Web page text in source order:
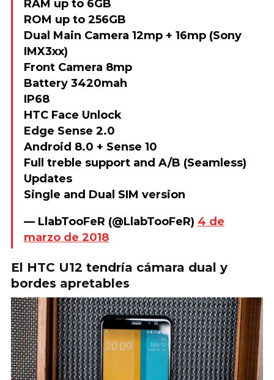
RAM up to 6GB
ROM up to 256GB
Dual Main Camera 12mp + 16mp (Sony
IMX3xx)
Front Camera 8mp
Battery 3420mah
IP68
HTC Face Unlock
Edge Sense 2.0
Android 8.0 + Sense 10
Full treble support and A/B (Seamless)
Updates
Single and Dual SIM version
— LlabTooFeR (@LlabTooFeR) 4 de
marzo de 2018
El HTC U12 tendría cámara dual y
bordes apretables